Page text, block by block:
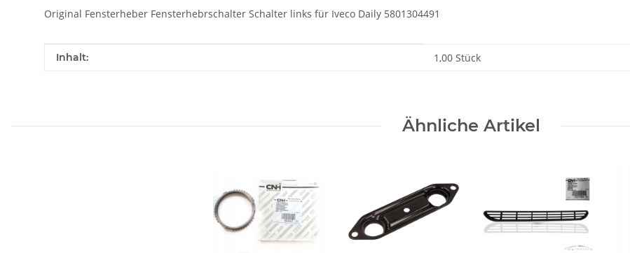
Original Fensterheber Fensterhebrschalter Schalter links für Iveco Daily 5801304491
Produkteigenschaft
Wert
Inhalt: 1,00 Stück
Ähnliche Artikel